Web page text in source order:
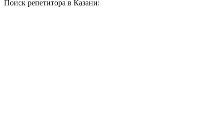
Поиск репетитора в Казани: